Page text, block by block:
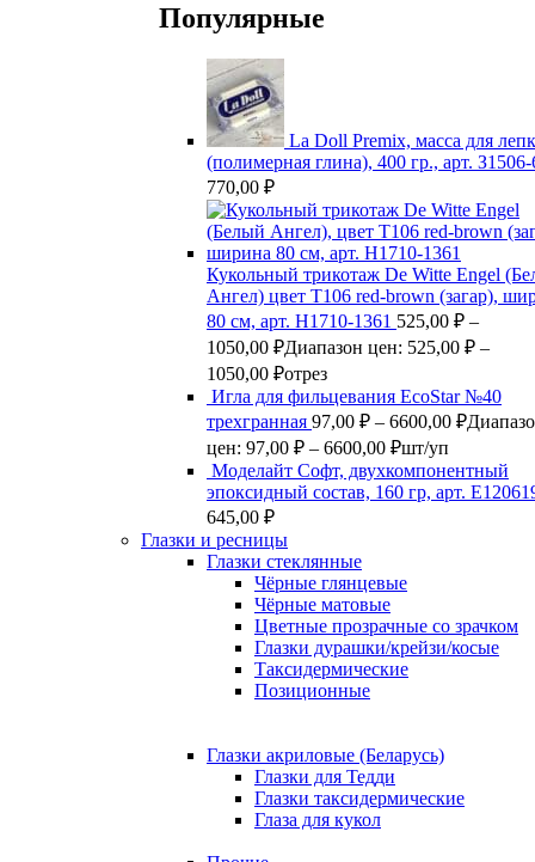
Популярные
La Doll Premix, масса для
(полимерная глина), 400 гр., арт.
770,00 ₽
Кукольный трикотаж De Witte Engel
Ангел) цвет Т106 red-brown (загар),
80 см, арт. Н1710-1361 525,00 ₽ –
1050,00 ₽Диапазон цен: 525,00 ₽ –
1050,00 ₽отрез
Игла для фильцевания EcoStar №40
трехгранная 97,00 ₽ – 6600,00 ₽
цен: 97,00 ₽ – 6600,00 ₽шт/уп
Моделайт Софт, двухкомпонентный
эпоксидный состав, 160 гр, арт.
645,00 ₽
Глазки и ресницы
Глазки стеклянные
Чёрные глянцевые
Чёрные матовые
Цветные прозрачные со зрачком
Глазки дурашки/крейзи/косые
Таксидермические
Позиционные
Глазки акриловые (Беларусь)
Глазки для Тедди
Глазки таксидермические
Глаза для кукол